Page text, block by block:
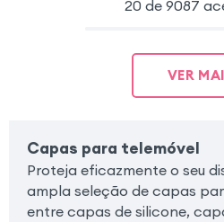
20 de 9087
VER
Capas para telemóvel
Proteja eficazmente o seu
ampla seleção de capas
entre capas de silicone,